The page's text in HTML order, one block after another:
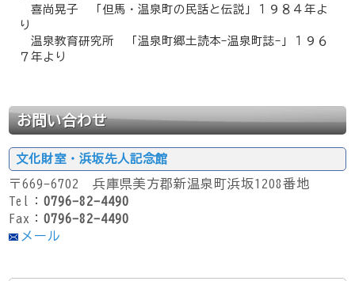
喜尚晃子 「但馬・温泉町の民話と伝説」１９８４年よ
り
温泉教育研究所 「温泉町郷土読本-温泉町誌-」１９６
７年より
お問い合わせ
文化財室・浜坂先人記念館
〒669-6702 兵庫県美方郡新温泉町浜坂1208番地
Tel：0796-82-4490
Fax：0796-82-4490
メール